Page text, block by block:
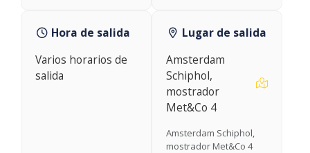
Hora de salida
Varios horarios de
salida
Lugar de salida
Amsterdam
Schiphol,
mostrador
Met&Co 4
Amsterdam Schiphol,
mostrador Met&Co 4